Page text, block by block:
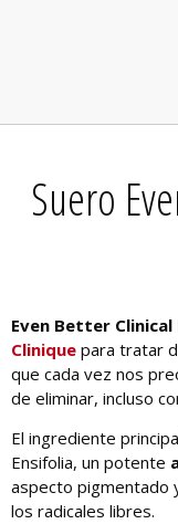
Suero
Even Better
Clinique para tratar
que cada vez nos
de eliminar, incluso
El ingrediente
Ensifolia, un potente
aspecto pigmentado
los radicales libres.